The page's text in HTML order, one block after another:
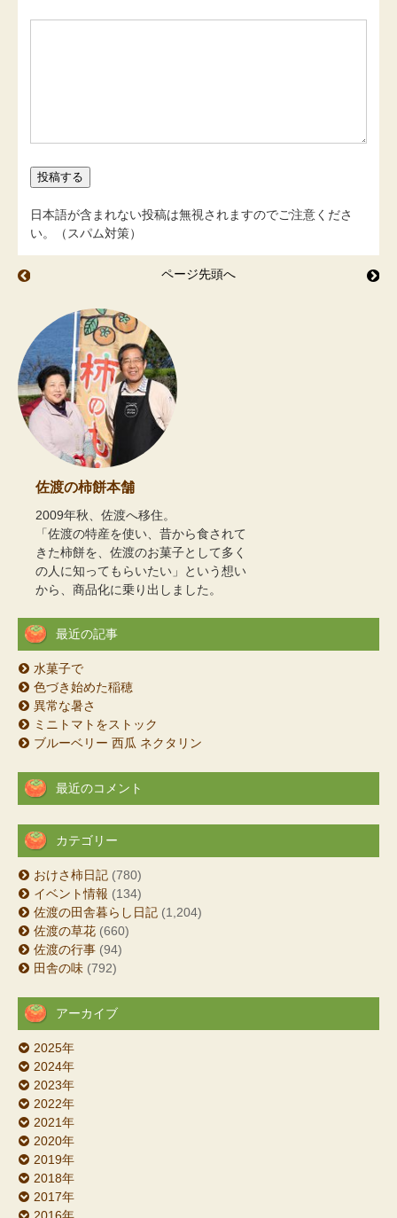
日本語が含まれない投稿は無視されますのでご注意くださ
い。（スパム対策）
ページ先頭へ
佐渡の柿餅本舗
2009年秋、佐渡へ移住。
「佐渡の特産を使い、昔から食されて
きた柿餅を、佐渡のお菓子として多く
の人に知ってもらいたい」という想い
から、商品化に乗り出しました。
最近の記事
水菓子で
色づき始めた稲穂
異常な暑さ
ミニトマトをストック
ブルーベリー 西瓜 ネクタリン
最近のコメント
カテゴリー
おけさ柿日記 (780)
イベント情報 (134)
佐渡の田舎暮らし日記 (1,204)
佐渡の草花 (660)
佐渡の行事 (94)
田舎の味 (792)
アーカイブ
2025年
2024年
2023年
2022年
2021年
2020年
2019年
2018年
2017年